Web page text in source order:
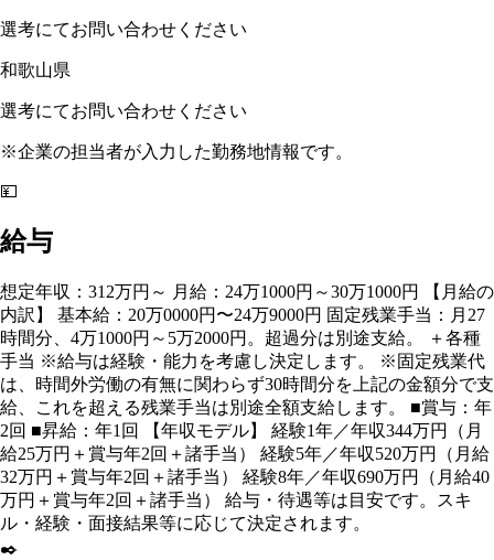
選考にてお問い合わせください
和歌山県
選考にてお問い合わせください
※企業の担当者が入力した勤務地情報です。
💴
給与
想定年収：312万円～ 月給：24万1000円～30万1000円 【月給の
内訳】 基本給：20万0000円〜24万9000円 固定残業手当：月27
時間分、4万1000円～5万2000円。超過分は別途支給。 ＋各種
手当 ※給与は経験・能力を考慮し決定します。 ※固定残業代
は、時間外労働の有無に関わらず30時間分を上記の金額分で支
給、これを超える残業手当は別途全額支給します。 ■賞与：年
2回 ■昇給：年1回 【年収モデル】 経験1年／年収344万円（月
給25万円＋賞与年2回＋諸手当） 経験5年／年収520万円（月給
32万円＋賞与年2回＋諸手当） 経験8年／年収690万円（月給40
万円＋賞与年2回＋諸手当） 給与・待遇等は目安です。スキ
ル・経験・面接結果等に応じて決定されます。
✒️